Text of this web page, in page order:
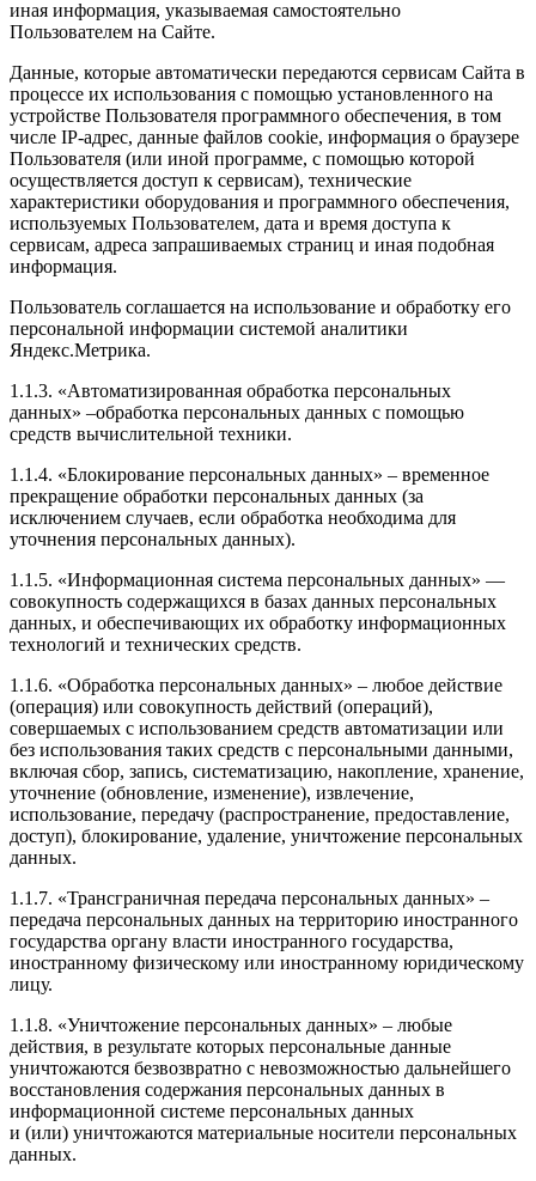
иная информация, указываемая самостоятельно
Пользователем на Сайте.
Данные, которые автоматически передаются сервисам Сайта в
процессе их использования с помощью установленного на
устройстве Пользователя программного обеспечения, в том
числе IP-адрес, данные файлов cookie, информация о браузере
Пользователя (или иной программе, с помощью которой
осуществляется доступ к сервисам), технические
характеристики оборудования и программного обеспечения,
используемых Пользователем, дата и время доступа к
сервисам, адреса запрашиваемых страниц и иная подобная
информация.
Пользователь соглашается на использование и обработку его
персональной информации системой аналитики
Яндекс.Метрика.
1.1.3. «Автоматизированная обработка персональных
данных» –обработка персональных данных с помощью
средств вычислительной техники.
1.1.4. «Блокирование персональных данных» – временное
прекращение обработки персональных данных (за
исключением случаев, если обработка необходима для
уточнения персональных данных).
1.1.5. «Информационная система персональных данных» —
совокупность содержащихся в базах данных персональных
данных, и обеспечивающих их обработку информационных
технологий и технических средств.
1.1.6. «Обработка персональных данных» – любое действие
(операция) или совокупность действий (операций),
совершаемых с использованием средств автоматизации или
без использования таких средств с персональными данными,
включая сбор, запись, систематизацию, накопление, хранение,
уточнение (обновление, изменение), извлечение,
использование, передачу (распространение, предоставление,
доступ), блокирование, удаление, уничтожение персональных
данных.
1.1.7. «Трансграничная передача персональных данных» –
передача персональных данных на территорию иностранного
государства органу власти иностранного государства,
иностранному физическому или иностранному юридическому
лицу.
1.1.8. «Уничтожение персональных данных» – любые
действия, в результате которых персональные данные
уничтожаются безвозвратно с невозможностью дальнейшего
восстановления содержания персональных данных в
информационной системе персональных данных
и (или) уничтожаются материальные носители персональных
данных.